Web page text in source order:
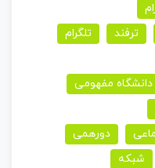
ترفند
تلگرام
دانشگاه مفهومی
دورهمی
شبکه